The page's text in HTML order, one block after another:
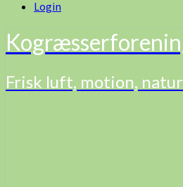
Login
Frisk luft, motion,